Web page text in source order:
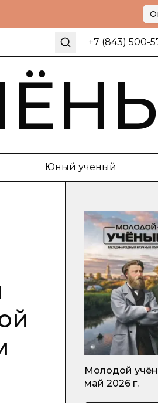
+7 (843) 500-
Юный ученый
Молодой
май 2026 г.